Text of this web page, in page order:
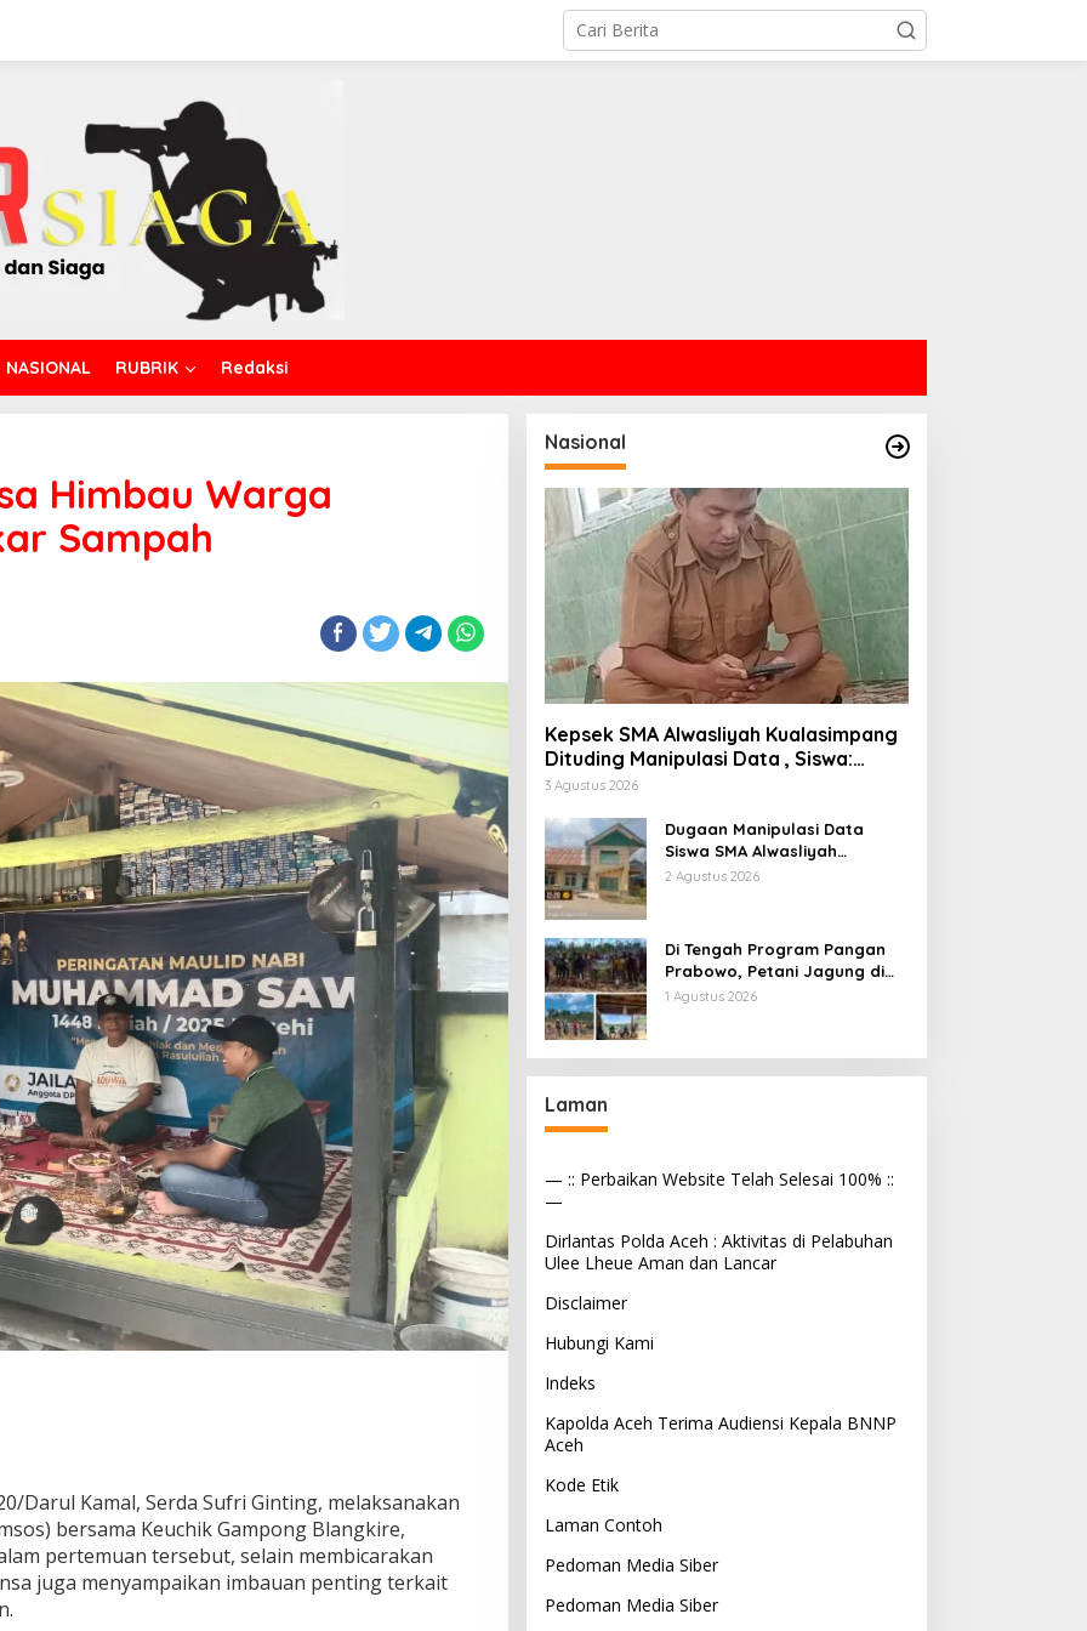
NASIONAL RUBRIK Redaksi
Himbau Warga
Sampah
Darul Kamal, Serda Sufri Ginting, melaksanakan
bersama Keuchik Gampong Blangkire,
pertemuan tersebut, selain membicarakan
juga menyampaikan imbauan penting terkait
Nasional
Kepsek SMA Alwasliyah Kualasimpang
Dituding Manipulasi Data , Siswa:
Datang Sesuka Hati, Dana MBG
3 Agustus 2026
Dugaan Manipulasi Data
Siswa SMA Alwasliyah
Kualasimpang: Sekolah Nihil
2 Agustus 2026
Di Tengah Program Pangan
Prabowo, Petani Jagung di
Berau Mengaku Diterpa
1 Agustus 2026
Laman
— :: Perbaikan Website Telah Selesai 100% ::
—
Dirlantas Polda Aceh : Aktivitas di Pelabuhan
Ulee Lheue Aman dan Lancar
Disclaimer
Hubungi Kami
Indeks
Kapolda Aceh Terima Audiensi Kepala BNNP
Aceh
Kode Etik
Laman Contoh
Pedoman Media Siber
Pedoman Media Siber